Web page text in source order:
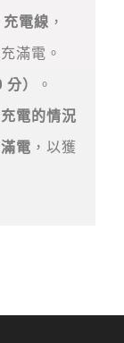
電線 ，
滿電。
）
。
電的情況
電 ，以獲